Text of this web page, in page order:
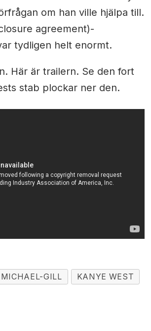
om han ville hjälpa till.
agreement)-
tydligen helt enormt.
Här är trailern. Se den fort
stab plockar ner den.
MICHAEL-GILL
KANYE WEST